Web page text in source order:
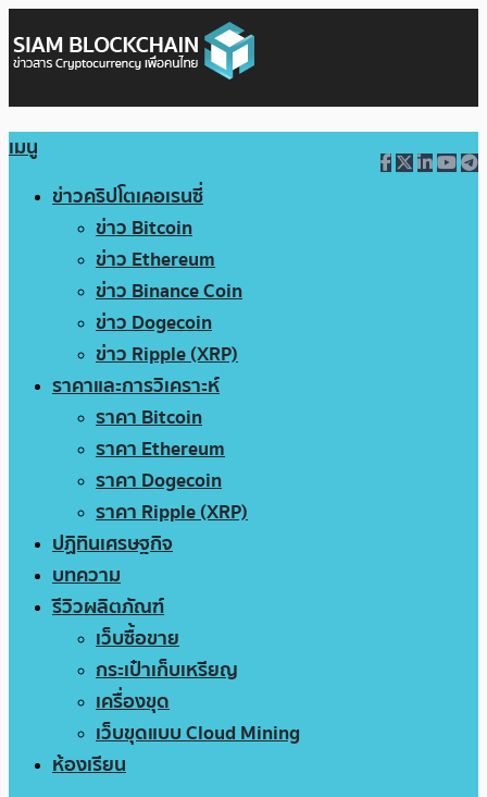
เมนู
ข่าวคริปโตเคอเรนซี่
ข่าว Bitcoin
ข่าว Ethereum
ข่าว Binance Coin
ข่าว Dogecoin
ข่าว Ripple (XRP)
ราคาและการวิเคราะห์
ราคา Bitcoin
ราคา Ethereum
ราคา Dogecoin
ราคา Ripple (XRP)
ปฏิทินเศรษฐกิจ
บทความ
รีวิวผลิตภัณฑ์
เว็บซื้อขาย
กระเป๋าเก็บเหรียญ
เครื่องขุด
เว็บขุดแบบ Cloud Mining
ห้องเรียน